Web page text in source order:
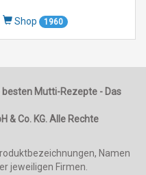
Shop 1960
Mutti-Rezepte - Das
& Co. KG. Alle Rechte
Namen
jeweiligen Firmen.